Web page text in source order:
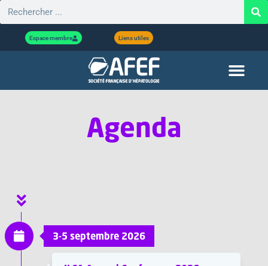
Espace membre Liens utiles
Agenda
3-5 septembre 2026